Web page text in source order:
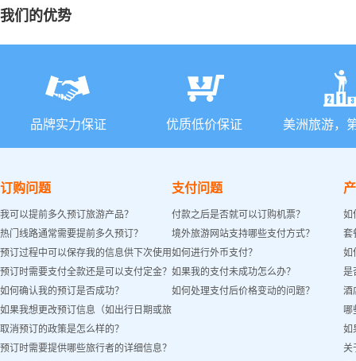
我们的优势
品牌实力保证 优质低价保证 美洲旅游，
订购问题
我可以提前多久预订旅游产品？
热门线路通常需要提前多久预订？
预订过程中可以保存我的信息供下次使用
吗？
预订时需要支付全款还是可以支付定金？
如何确认我的预订是否成功？
如果我想更改预订信息（如出行日期或旅
客姓名）怎么办？
取消预订的政策是怎么样的？
预订时需要提供哪些旅行者的详细信息？
支付问题
付款之后是否就可以订购机票？
境外旅游网站支持哪些支付方式？
如何进行外币支付？
如果我的支付未成功怎么办？
如何处理支付后价格变动的问题？
如
套
如
是
酒
哪
如
关